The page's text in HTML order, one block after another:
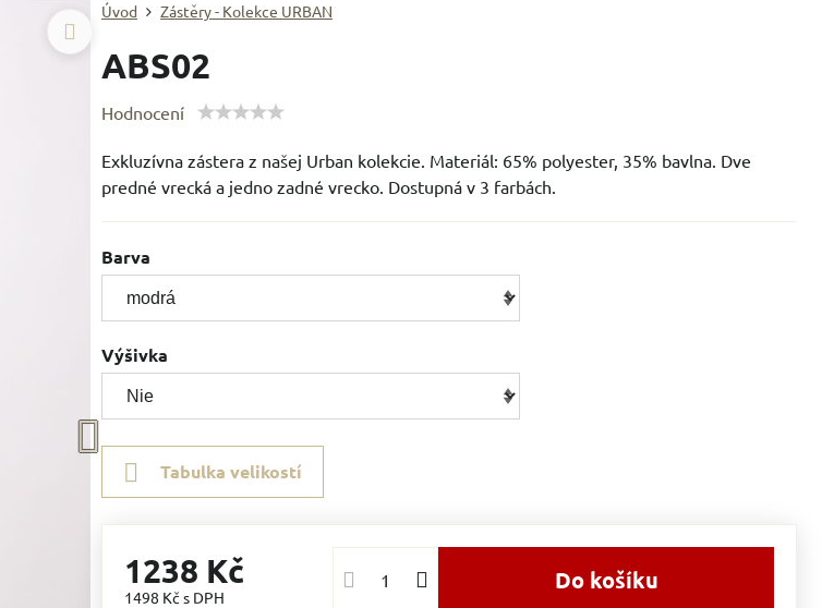
Úvod Zástěry - Kolekce URBAN
ABS02
Hodnocení
Exkluzívna zástera z našej Urban kolekcie. Materiál: 65% polyester, 35% bavlna. Dve
predné vrecká a jedno zadné vrecko. Dostupná v 3 farbách.
Barva
Výšivka
Tabulka velikostí
1238 Kč
1498 Kč s DPH
Do košíku